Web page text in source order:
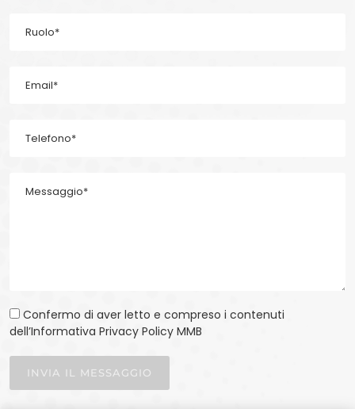
Confermo di aver letto e compreso i contenuti
dell’Informativa Privacy Policy MMB
INVIA IL MESSAGGIO